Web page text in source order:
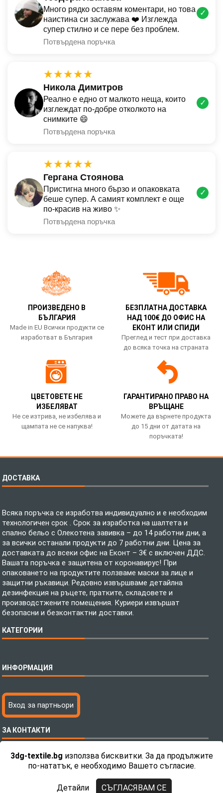
3dg-textile.bg използва бисквитки. За да продължите
по-нататък, е необходимо Вашето съгласие.
Детайли СЪГЛАСЯВАМ СЕ
Много рядко оставям коментари, но това
наистина си заслужава ❤️ Изглежда
супер стилно и се пере без проблем.
Потвърдена поръчка
✓
★★★★★
Никола Димитров
Реално е едно от малкото неща, които
изглеждат по-добре отколкото на
снимките 😄
Потвърдена поръчка
✓
★★★★★
Гергана Стоянова
Пристигна много бързо и опаковката
беше супер. А самият комплект е още
по-красив на живо ✨
Потвърдена поръчка
✓
ПРОИЗВЕДЕНО В
БЪЛГАРИЯ
Made in EU Всички продукти се
изработват в България
БЕЗПЛАТНА ДОСТАВКА
НАД 100€ ДО ОФИС НА
ЕКОНТ ИЛИ СПИДИ
Преглед и тест при доставка
до всяка точка на страната
ЦВЕТОВЕТЕ НЕ
ИЗБЕЛЯВАТ
Не се изтрива, не избелява и
щампата не се напуква!
ГАРАНТИРАНО ПРАВО НА
ВРЪЩАНЕ
Можете да върнете продукта
до 15 дни от датата на
поръчката!
ДОСТАВКА
Всяка поръчка се изработва индивидуално и е необходим
технологичен срок . Срок за изработка на шалтета и
спално бельо с Олекотена завивка – до 14 работни дни, а
за всички останали продукти до 7 работни дни. Цена за
доставката до всеки офис на Еконт – 3€ с включен ДДС.
Вашата поръчка е защитена от коронавирус! При
опаковането на продуктите ползваме маски за лице и
защитни ръкавици. Редовно извършваме детайлна
дезинфекция на ръцете, пратките, складовете и
производстжените помещения. Куриери извършат
безопасни и безконтактни доставки.
КАТЕГОРИИ
Бебешки спални комплекти
Тениски с пълноцветен печат
Хавлиени кърпи
Пончо за водни спортове
Микрофибърни Велурени Кърпи
Детски пончота
ИНФОРМАЦИЯ
Технология на печатане
Файлове за печат
Как да поръчам?
С какво сме различни?
Контакти
Вход за партньори
ЗА КОНТАКТИ
Телефон:0892 26 04 34 / 0896 57 42 42